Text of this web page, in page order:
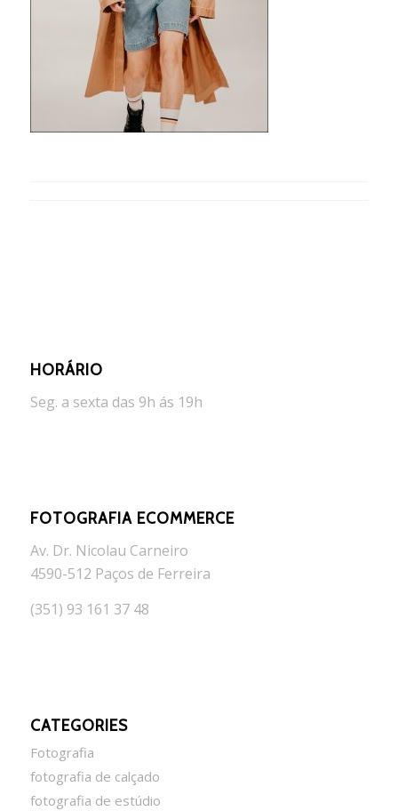
HORÁRIO
Seg. a sexta das 9h ás 19h
FOTOGRAFIA ECOMMERCE
Av. Dr. Nicolau Carneiro
4590-512 Paços de Ferreira
(351) 93 161 37 48
CATEGORIES
Fotografia
fotografia de calçado
fotografia de estúdio